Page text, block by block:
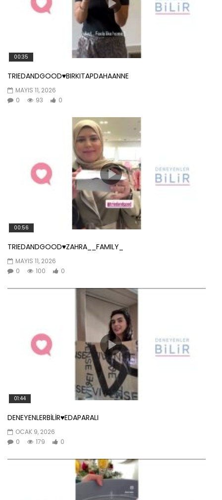
00:35
TRIEDANDGOOD♥️BIRKITAPDAHAANNE
MAYIS 11, 2026
0
93 0
00:56
TRIEDANDGOOD♥️ZAHRA__FAMILY_
MAYIS 11, 2026
0
100 0
01:44
DENEYENLERBİLİR♥️EDAPARALI
OCAK 9, 2026
0
179 0